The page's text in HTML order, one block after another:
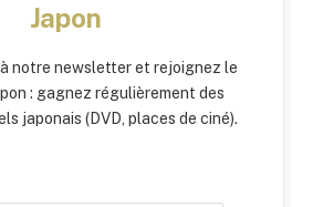
Japon
notre newsletter et rejoignez le
: gagnez régulièrement des
japonais (DVD, places de ciné).